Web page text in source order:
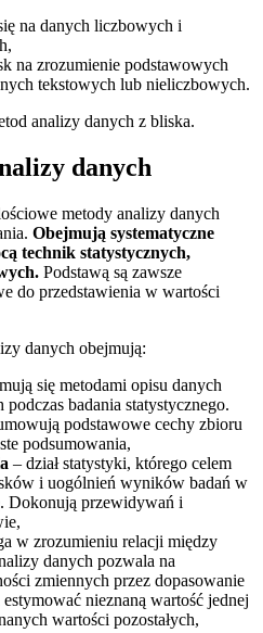
na danych liczbowych i
na zrozumienie podstawowych
tekstowych lub nieliczbowych.
analizy danych z bliska.
danych
metody analizy danych
Obejmują systematyczne
technik statystycznych,
Podstawą są zawsze
do przedstawienia w wartości
danych obejmują:
się metodami opisu danych
badania statystycznego.
podstawowe cechy zbioru
podsumowania,
– dział statystyki, którego celem
i uogólnień wyników badań w
Dokonują przewidywań i
w zrozumieniu relacji między
danych pozwala na
zmiennych przez dopasowanie
nieznaną wartość jednej
wartości pozostałych,